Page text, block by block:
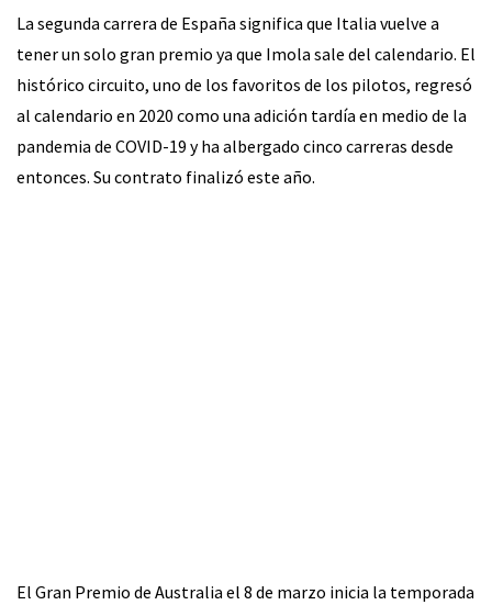
La segunda carrera de España significa que Italia vuelve a
tener un solo gran premio ya que Imola sale del calendario. El
histórico circuito, uno de los favoritos de los pilotos, regresó
al calendario en 2020 como una adición tardía en medio de la
pandemia de COVID-19 y ha albergado cinco carreras desde
entonces. Su contrato finalizó este año.
El Gran Premio de Australia el 8 de marzo inicia la temporada